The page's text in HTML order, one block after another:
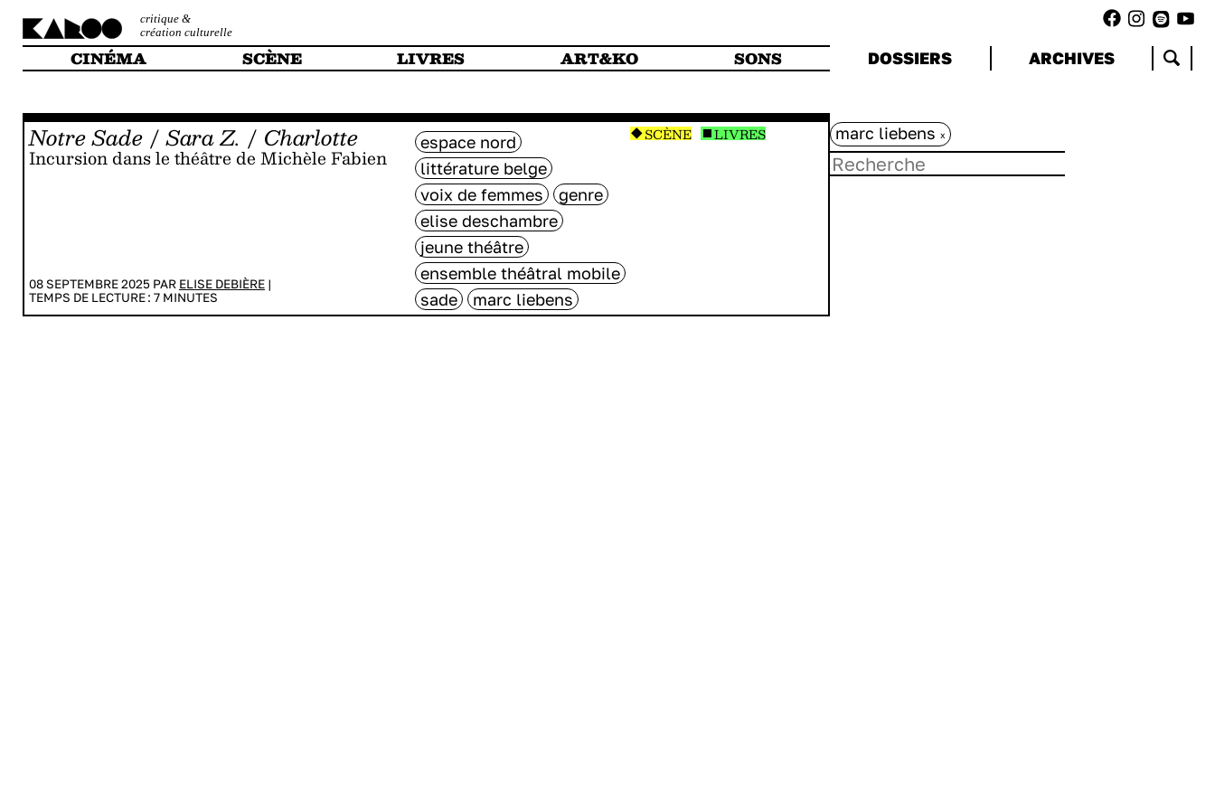
critique &
création culturelle
CINÉMA SCÈNE LIVRES ART&KO SONS DOSSIERS ARCHIVES
Notre Sade /Sara Z. / Charlotte
Incursion dans le théâtre de Michèle Fabien
08 SEPTEMBRE 2025 PAR ELISE DEBIÈRE |
TEMPS DE LECTURE : 7 MINUTES
espace nord
littérature belge
voix de femmes
genre
elise deschambre
jeune théâtre
ensemble théâtral mobile
sade
marc liebens
SCÈNE LIVRES marc liebens x